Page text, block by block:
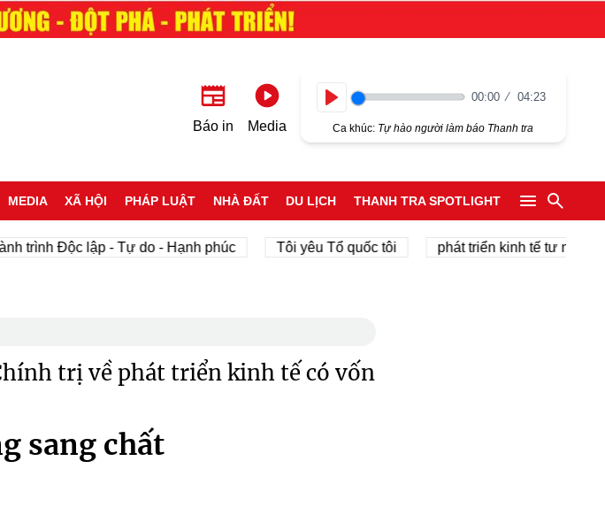
Báo in Media
00:00 04:23
Ca khúc: Tự hào người làm báo Thanh tra
MEDIA XÃ HỘI PHÁP LUẬT NHÀ ĐẤT DU LỊCH THANH TRA SPOTLIGHT
Độc lập - Tự do - Hạnh phúc Tôi yêu Tổ quốc tôi phát triển kinh tế tư nhân
trị về phát triển kinh tế có vốn
sang chất